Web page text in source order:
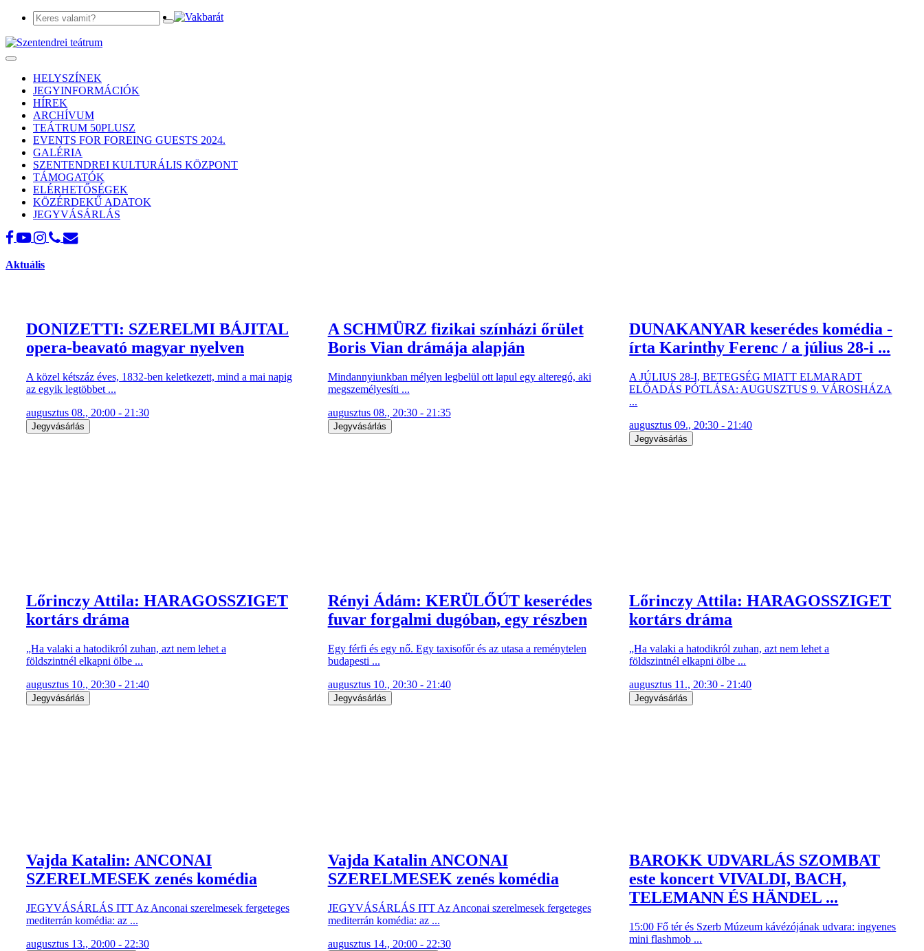
Toggle
navigationHELYSZÍNEK
JEGYINFORMÁCIÓK
HÍREK
ARCHÍVUM
TEÁTRUM 50PLUSZ
EVENTS FOR FOREING GUESTS 2024.
GALÉRIA
SZENTENDREI KULTURÁLIS KÖZPONT
TÁMOGATÓK
ELÉRHETŐSÉGEK
KÖZÉRDEKŰ ADATOK
JEGYVÁSÁRLÁS
Aktuális
DONIZETTI: SZERELMI BÁJITAL
opera-beavató magyar nyelven
A közel kétszáz éves, 1832-ben keletkezett, mind a mai napig
az egyik legtöbbet ...
augusztus 08., 20:00 - 21:30
Jegyvásárlás
A SCHMÜRZ fizikai színházi őrület
Boris Vian drámája alapján
Mindannyiunkban mélyen legbelül ott lapul egy alteregó, aki
megszemélyesíti ...
augusztus 08., 20:30 - 21:35
Jegyvásárlás
DUNAKANYAR keserédes komédia -
írta Karinthy Ferenc / a július 28-i ...
A JÚLIUS 28-I, BETEGSÉG MIATT ELMARADT
ELŐADÁS PÓTLÁSA: AUGUSZTUS 9. VÁROSHÁZA
...
augusztus 09., 20:30 - 21:40
Jegyvásárlás
Lőrinczy Attila: HARAGOSSZIGET
kortárs dráma
„Ha valaki a hatodikról zuhan, azt nem lehet a
földszintnél elkapni ölbe ...
augusztus 10., 20:30 - 21:40
Jegyvásárlás
Rényi Ádám: KERÜLŐÚT keserédes
fuvar forgalmi dugóban, egy részben
Egy férfi és egy nő. Egy taxisofőr és az utasa a reménytelen
budapesti ...
augusztus 10., 20:30 - 21:40
Jegyvásárlás
Lőrinczy Attila: HARAGOSSZIGET
kortárs dráma
„Ha valaki a hatodikról zuhan, azt nem lehet a
földszintnél elkapni ölbe ...
augusztus 11., 20:30 - 21:40
Jegyvásárlás
Vajda Katalin: ANCONAI
SZERELMESEK zenés komédia
JEGYVÁSÁRLÁS ITT Az Anconai szerelmesek fergeteges
mediterrán komédia: az ...
augusztus 13., 20:00 - 22:30
Vajda Katalin ANCONAI
SZERELMESEK zenés komédia
JEGYVÁSÁRLÁS ITT Az Anconai szerelmesek fergeteges
mediterrán komédia: az ...
augusztus 14., 20:00 - 22:30
BAROKK UDVARLÁS SZOMBAT
este koncert VIVALDI, BACH,
TELEMANN ÉS HÄNDEL ...
15:00 Fő tér és Szerb Múzeum kávézójának udvara: ingyenes
mini flashmob ...